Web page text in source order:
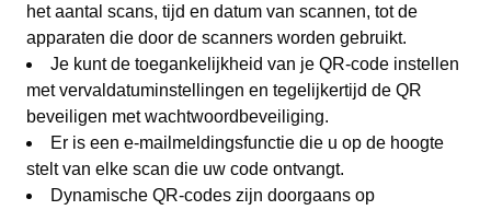
het aantal scans, tijd en datum van scannen, tot de
apparaten die door de scanners worden gebruikt.
Je kunt de toegankelijkheid van je QR-code instellen
met vervaldatuminstellingen en tegelijkertijd de QR
beveiligen met wachtwoordbeveiliging.
Er is een e-mailmeldingsfunctie die u op de hoogte
stelt van elke scan die uw code ontvangt.
Dynamische QR-codes zijn doorgaans op